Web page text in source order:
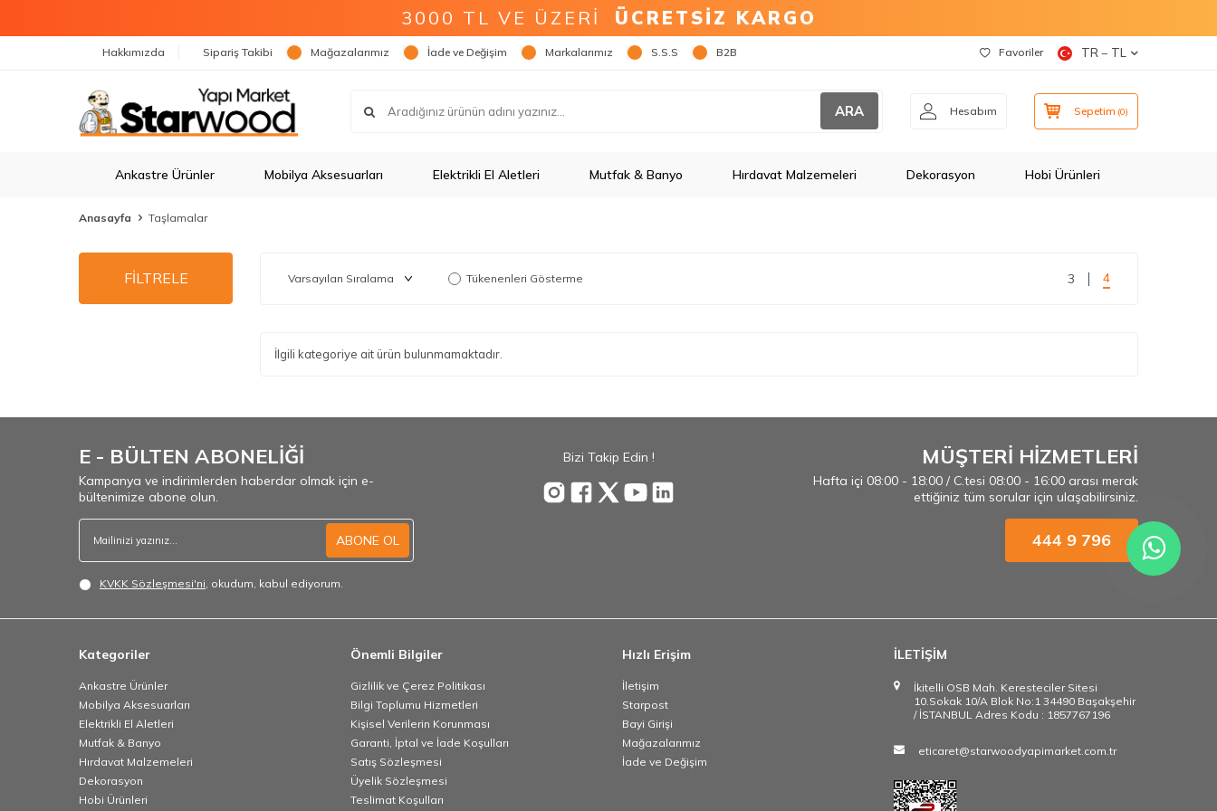
3000 TL VE ÜZERİ ÜCRETSİZ KARGO
Hakkımızda Sipariş Takibi Mağazalarımız İade ve Değişim Markalarımız S.S.S B2B Favoriler TR − TL
ARA Hesabım Sepetim (0)
Ankastre Ürünler Mobilya Aksesuarları Elektrikli El Aletleri Mutfak & Banyo Hırdavat Malzemeleri Dekorasyon Hobi Ürünleri
Anasayfa Taşlamalar
FİLTRELE Tükenenleri Gösterme 3 4
İlgili kategoriye ait ürün bulunmamaktadır.
E - BÜLTEN ABONELİĞİ
Kampanya ve indirimlerden haberdar olmak için e-
bültenimize abone olun.
ABONE OL
KVKK Sözleşmesi'ni, okudum, kabul ediyorum.
Bizi Takip Edin ! MÜŞTERİ HİZMETLERİ
Hafta içi 08:00 - 18:00 / C.tesi 08:00 - 16:00 arası merak
ettiğiniz tüm sorular için ulaşabilirsiniz.
444 9 796
Kategoriler
Ankastre Ürünler
Mobilya Aksesuarları
Elektrikli El Aletleri
Mutfak & Banyo
Hırdavat Malzemeleri
Dekorasyon
Hobi Ürünleri
Önemli Bilgiler
Gizlilik ve Çerez Politikası
Bilgi Toplumu Hizmetleri
Kişisel Verilerin Korunması
Garanti, İptal ve İade Koşulları
Satış Sözleşmesi
Üyelik Sözleşmesi
Teslimat Koşulları
Hızlı Erişim
İletişim
Starpost
Bayi Girişi
Mağazalarımız
İade ve Değişim
İLETİŞİM
İkitelli OSB Mah. Keresteciler Sitesi
10.Sokak 10/A Blok No:1 34490 Başakşehir
/ İSTANBUL Adres Kodu : 1857767196
eticaret@starwoodyapimarket.com.tr